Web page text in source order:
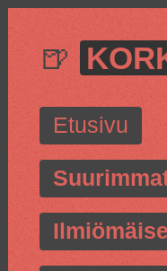
🍺
Etusivu